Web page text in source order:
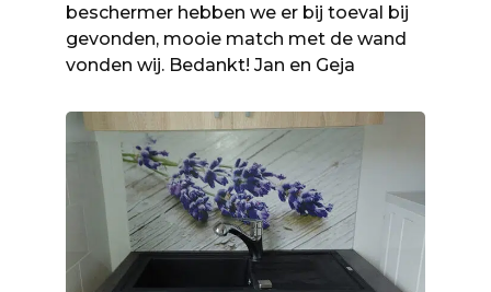
beschermer hebben we er bij toeval bij
gevonden, mooie match met de wand
vonden wij. Bedankt! Jan en Geja